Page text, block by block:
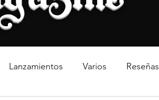
Lanzamientos Varios Reseñas